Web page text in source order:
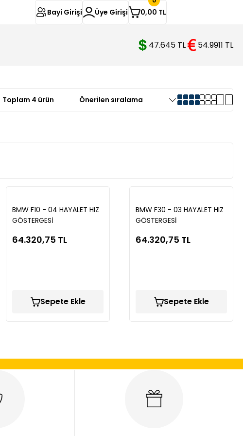
Bayi Girişi Üye Girişi 0,00 TL
47.645 TL 54.9911 TL
Toplam 4 ürün
BMW F10 - 04 HAYALET HIZ
GÖSTERGESİ
64.320,75 TL
Sepete Ekle
BMW F30 - 03 HAYALET HIZ
GÖSTERGESİ
64.320,75 TL
Sepete Ekle